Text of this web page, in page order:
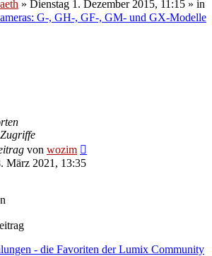
» Dienstag 1. Dezember 2015, 11:15 » in
G-, GH-, GF-, GM- und GX-Modelle
Zugriffe
von wozim
März 2021, 13:35
- die Favoriten der Lumix Community